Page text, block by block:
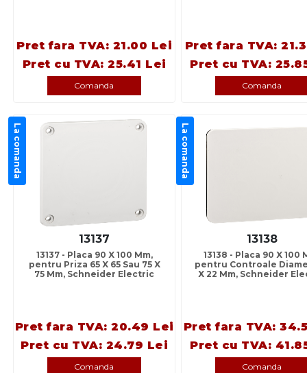
Pret fara TVA: 21.00 Lei
Pret cu TVA: 25.41 Lei
Comanda
Pret fara TVA:
Pret cu TVA:
Comanda
La comanda
13137
13137 - Placa 90 X 100 Mm,
pentru Priza 65 X 65 Sau 75 X
75 Mm, Schneider Electric
Pret fara TVA: 20.49 Lei
Pret cu TVA: 24.79 Lei
Comanda
La comanda
13138
13138 - Placa 90 X 100
pentru Controale
X 22 Mm, Schneider
Pret fara TVA:
Pret cu TVA:
Comanda